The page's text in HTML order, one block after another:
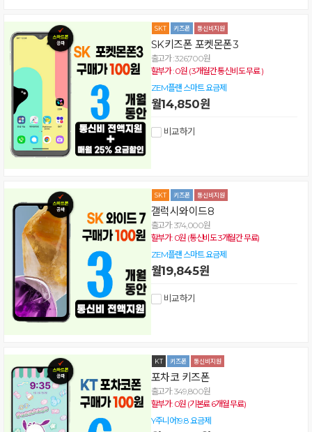
SK키즈폰 포켓몬폰3
출고가 : 326,700원
할부가 : 0원 ( 3개월간 통신비도 무료 )
ZEM플랜 스마트 요금제
월14,850원
비교하기
갤럭시와이드8
출고가: 374,000원
할부가: 0원 (통신비도 3개월간 무료)
ZEM플랜 스마트 요금제
월19,845원
비교하기
포차코 키즈폰
출고가: 349,800원
할부가: 0원 (기본료 6개월 무료)
Y주니어19.8 요금제